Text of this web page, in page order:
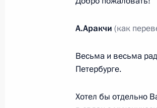
30 декабря 2025 года,
Встреча с
12 декабря 2025 года,
А.Аракчи (как
Весьма и весьма
Петербурге.
Хотел бы отдельно